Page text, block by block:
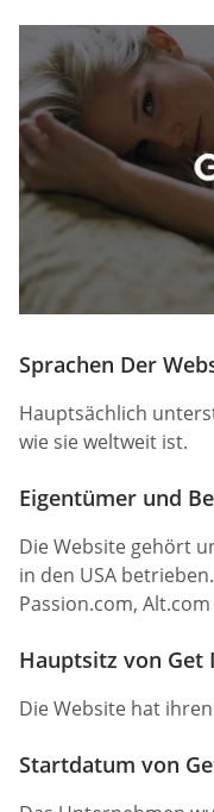
Sprachen Der
Hauptsächlich
wie sie weltweit ist.
Eigentümer und
Die Website gehört
in den USA
Passion.com, Alt.com
Hauptsitz von Get
Die Website hat
Startdatum von